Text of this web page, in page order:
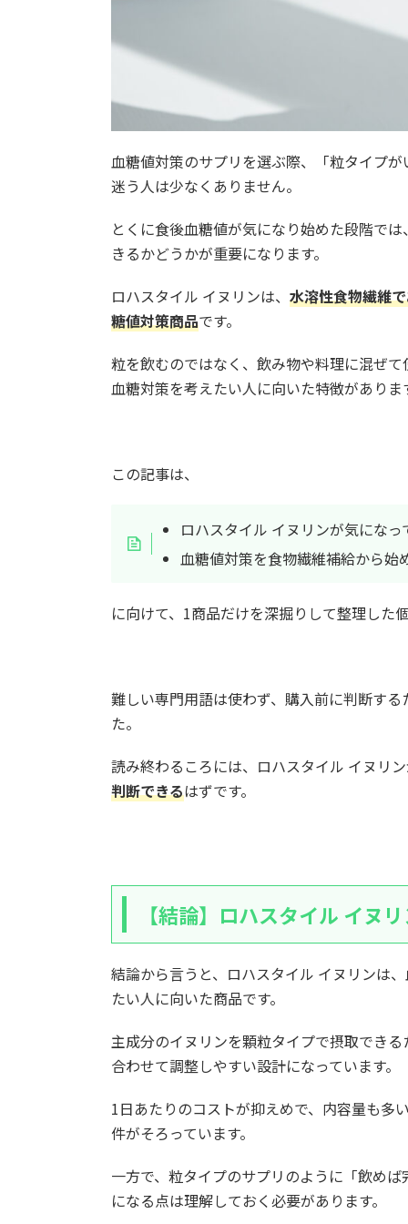
血糖値対策のサプリを選ぶ際、「粒タイプ
迷う人は少なくありません。
とくに食後血糖値が気になり始めた段階で
きるかどうかが重要になります。
ロハスタイル イヌリンは、 水溶性食物繊維
糖値対策商品です。
粒を飲むのではなく、飲み物や料理に混ぜ
血糖対策を考えたい人に向いた特徴がありま
この記事は、
ロハスタイル イヌリンが気になっ
血糖値対策を食物繊維補給から始
に向けて、1商品だけを深掘りして整理した
難しい専門用語は使わず、購入前に判断す
た。
読み終わるころには、ロハスタイル イヌリ
判断できるはずです。
【結論】ロハスタイル イヌ
結論から言うと、ロハスタイル イヌリンは
たい人に向いた商品です。
主成分のイヌリンを顆粒タイプで摂取でき
合わせて調整しやすい設計になっています。
1日あたりのコストが抑えめで、内容量も多
件がそろっています。
一方で、粒タイプのサプリのように「飲め
になる点は理解しておく必要があります。